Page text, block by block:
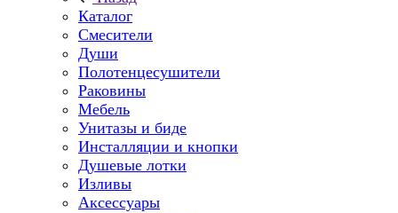
Каталог
Смесители
Души
Полотенцесушители
Раковины
Мебель
Унитазы и биде
Инсталляции и кнопки
Душевые лотки
Изливы
Аксессуары